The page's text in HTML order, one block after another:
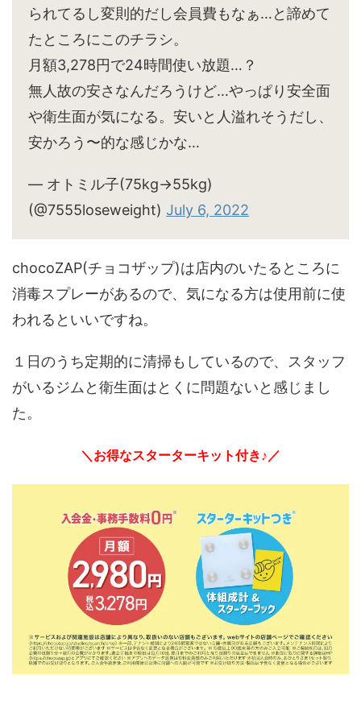
られてるし変則的だし会員費もなぁ…と諦めて
たところにこのチラシ。
月額3,278円で24時間使い放題…？
無人故の安さなんだろうけど…やっぱり安全面
や衛生面が気になる。安いと人溢れそうだし、
安かろう〜的な感じかな…
— オトミル子(75kg→55kg)
(@7555loseweight) July 6, 2022
chocoZAP(チョコザップ)は店内のいたるところに
消毒スプレーがあるので、気になる方は使用前に使
われるといいですね。
１日のうち定期的に清掃もしているので、スタッフ
がいるジムと衛生面はとくに問題ないと感じまし
た。
＼お得なスターターキット付き♪／